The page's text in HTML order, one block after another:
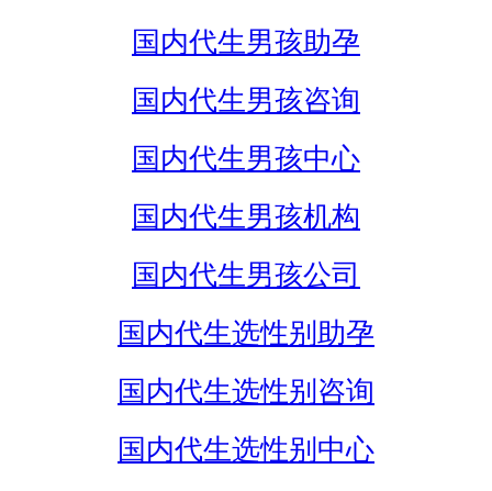
国内代生男孩助孕
国内代生男孩咨询
国内代生男孩中心
国内代生男孩机构
国内代生男孩公司
国内代生选性别助孕
国内代生选性别咨询
国内代生选性别中心